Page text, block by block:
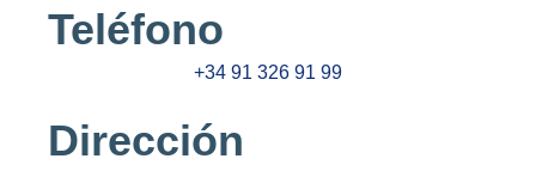
Teléfono
+34 91 326 91 99
Dirección